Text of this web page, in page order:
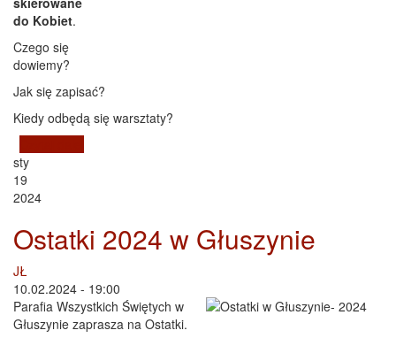
do Kobiet.
Czego się
dowiemy?
Jak się zapisać?
Kiedy odbędą się warsztaty?
sty
19
2024
Ostatki 2024 w Głuszynie
JŁ
10.02.2024 - 19:00
Parafia Wszystkich Świętych w
Głuszynie zaprasza na Ostatki.